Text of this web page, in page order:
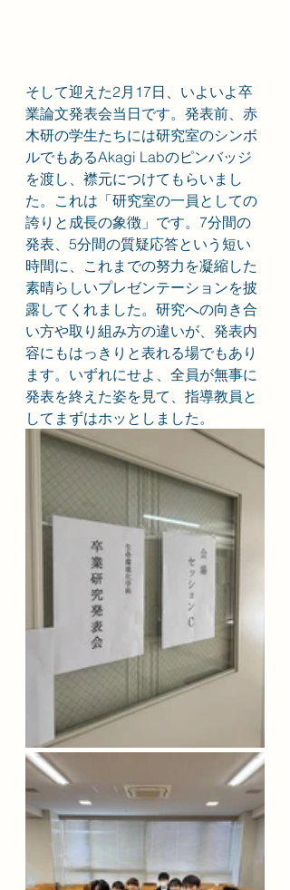
そして迎えた2月17日、いよいよ卒
業論文発表会当日です。発表前、赤
木研の学生たちには研究室のシンボ
ルでもあるAkagi Labのピンバッジ
を渡し、襟元につけてもらいまし
た。これは「研究室の一員としての
誇りと成長の象徴」です。7分間の
発表、5分間の質疑応答という短い
時間に、これまでの努力を凝縮した
素晴らしいプレゼンテーションを披
露してくれました。研究への向き合
い方や取り組み方の違いが、発表内
容にもはっきりと表れる場でもあり
ます。いずれにせよ、全員が無事に
発表を終えた姿を見て、指導教員と
してまずはホッとしました。